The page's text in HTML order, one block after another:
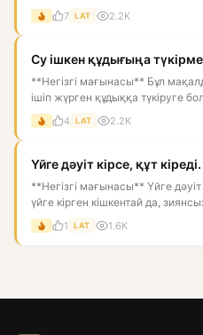
7 LAT 2.2K
Су ішкен құдығыңа
**Негізгі мағынасы** Бұл
ішіп жүрген құдыққа түкіруге
ластай...
4 LAT 2.2K
Үйге дәуіт кірсе, құт кіреді.
**Негізгі мағынасы** Үйге дәуіт
үйге кірген кішкентай да,
1 LAT 1.6K